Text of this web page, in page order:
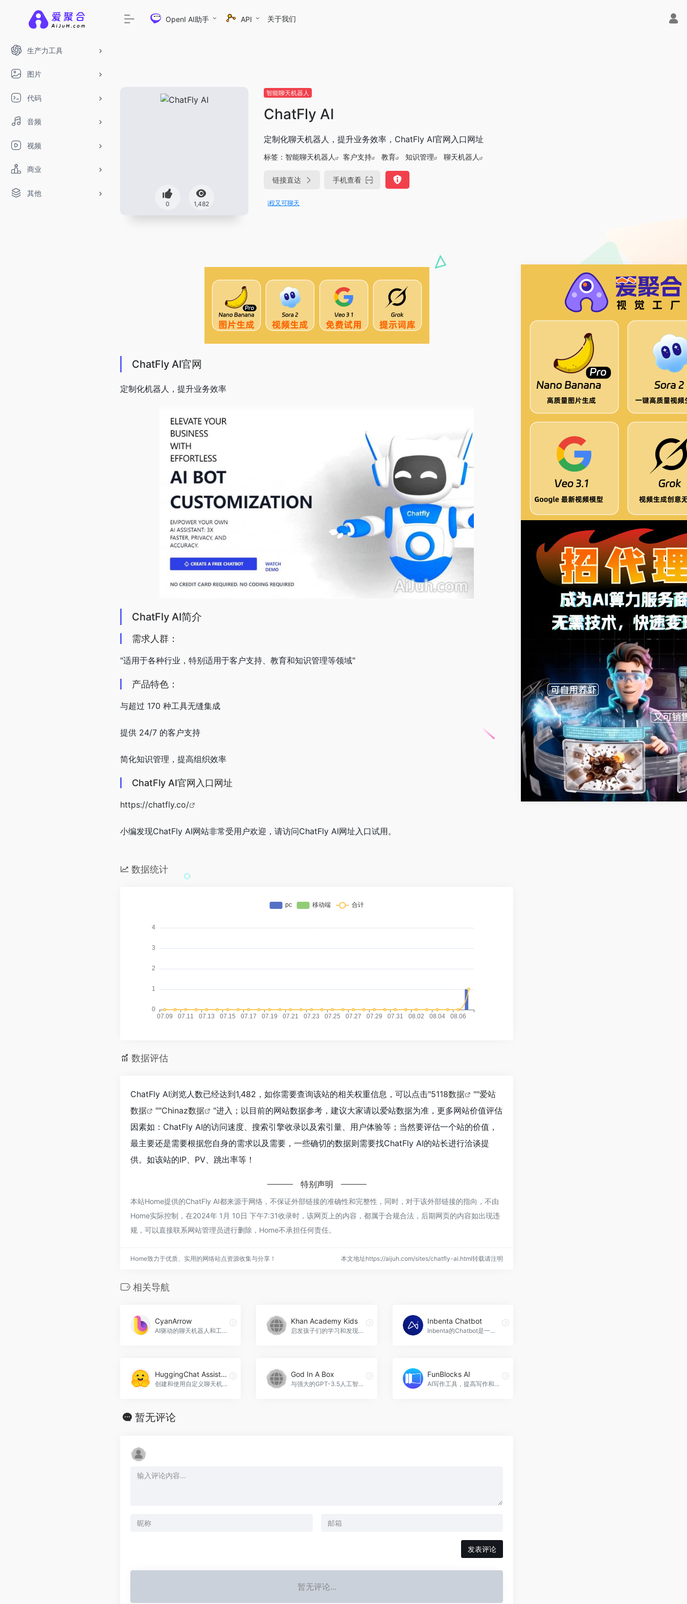
生产力工具
图片
代码
音频
视频
商业
其他
OpenI AI助手 API 关于我们
0 1,482
智能聊天机器人
ChatFly AI
定制化聊天机器人，提升业务效率，ChatFly AI官网入口网址
标签： 智能聊天机器人 客户支持 教育 知识管理 聊天机器人
链接直达 手机查看
ChatFly AI官网
定制化机器人，提升业务效率
ChatFly AI简介
需求人群：
"适用于各种行业，特别适用于客户支持、教育和知识管理等领域"
产品特色：
与超过 170 种工具无缝集成
提供 24/7 的客户支持
简化知识管理，提高组织效率
ChatFly AI官网入口网址
https://chatfly.co/
小编发现ChatFly AI网站非常受用户欢迎，请访问ChatFly AI网址入口试用。
数据统计
数据评估
ChatFly AI浏览人数已经达到1,482，如你需要查询该站的相关权重信息，可以点击"5118数据 ""爱站
数据
""Chinaz数据
"进入；以目前的网站数据参考，建议大家请以爱站数据为准，更多网站价值评估
因素如：ChatFly AI的访问速度、搜索引擎收录以及索引量、用户体验等；当然要评估一个站的价值，
最主要还是需要根据您自身的需求以及需要，一些确切的数据则需要找ChatFly AI的站长进行洽谈提
供。如该站的IP、PV、跳出率等！
特别声明
本站Home提供的ChatFly AI都来源于网络，不保证外部链接的准确性和完整性，同时，对于该外部链接的指向，不由
Home实际控制，在2024年 1月 10日 下午7:31收录时，该网页上的内容，都属于合规合法，后期网页的内容如出现违
规，可以直接联系网站管理员进行删除，Home不承担任何责任。
Home致力于优质、实用的网络站点资源收集与分享！ 本文地址https://aijuh.com/sites/chatfly-ai.html转载请注明
相关导航
CyanArrow
AI驱动的聊天机器人和工单系统，提高效率，节省时间，降低客户支持成本。CyanArrow官网入口网址
Khan Academy Kids
启发孩子们的学习和发现之旅！，Khan Academy Kids官网入口网址
Inbenta Chatbot
Inbenta的Chatbot是一种AI聊天机器人，可以自动与客户进行个性化对话，提高客户体验，减少客户转接和等待时间，提供自助服务功能，满足当今客户的期望，提高销售、营销和客户服务输出，Inbenta Chatbot官网入口网址
HuggingChat Assistants
创建和使用自定义聊天机器人，基于HuggingFace的开源模型。HuggingChat Assistants官网入口网址
God In A Box
与强大的GPT-3.5人工智能模型聊天，获取高水平的建议和指导，还可以生成令人惊叹的AI图像。无限消息，无论是学习、创意还是研究，都能帮助你，God In A Box官网入口网址
FunBlocks AI
AI写作工具，提高写作和学习效率，FunBlocks AI官网入口网址
暂无评论
发表评论
暂无评论...